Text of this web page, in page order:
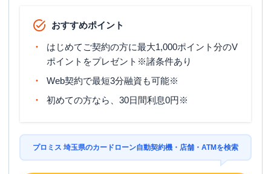
おすすめポイント
はじめてご契約の方に最大1,000ポイント分のV
ポイントをプレゼント※諸条件あり
Web契約で最短3分融資も可能※
初めての方なら、30日間利息0円※
プロミス 埼玉県のカードローン自動契約機・店舗・ATMを検索